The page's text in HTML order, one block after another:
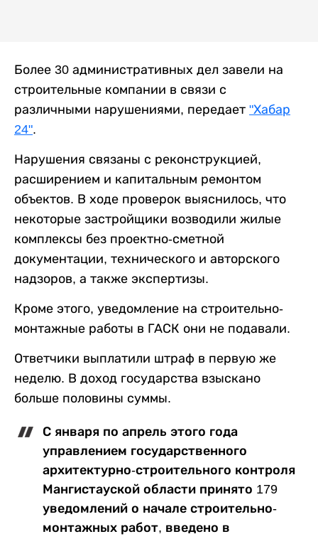
Более 30 административных дел завели на
строительные компании в связи с
различными нарушениями, передает "Хабар
24".
Нарушения связаны с реконструкцией,
расширением и капитальным ремонтом
объектов. В ходе проверок выяснилось, что
некоторые застройщики возводили жилые
комплексы без проектно-сметной
документации, технического и авторского
надзоров, а также экспертизы.
Кроме этого, уведомление на строительно-
монтажные работы в ГАСК они не подавали.
Ответчики выплатили штраф в первую же
неделю. В доход государства взыскано
больше половины суммы.
С января по апрель этого года
управлением государственного
архитектурно-строительного контроля
Мангистауской области принято 179
уведомлений о начале строительно-
монтажных работ, введено в